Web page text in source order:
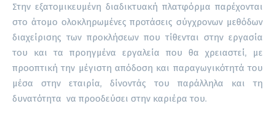
Στην εξατομικευμένη διαδικτυακή πλατφόρμα παρέχονται
στο άτομο ολοκληρωμένες προτάσεις σύγχρονων μεθόδων
διαχείρισης των προκλήσεων που τίθενται στην εργασία
του και τα προηγμένα εργαλεία που θα χρειαστεί, με
προοπτική την μέγιστη απόδοση και παραγωγικότητά του
μέσα στην εταιρία, δίνοντάς του παράλληλα και τη
δυνατότητα να προοδεύσει στην καριέρα του.